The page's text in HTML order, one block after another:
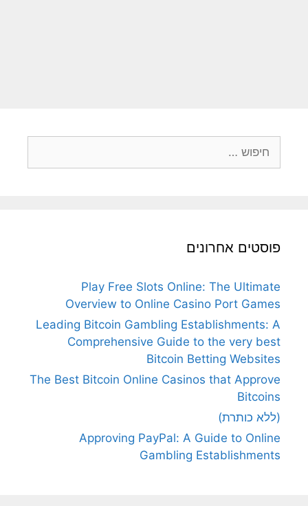
פוסטים אחרונים
Play Free Slots Online: The Ultimate
Overview to Online Casino Port Games
Leading Bitcoin Gambling Establishments: A
Comprehensive Guide to the very best
Bitcoin Betting Websites
The Best Bitcoin Online Casinos that Approve
Bitcoins
(ללא כותרת)
Approving PayPal: A Guide to Online
Gambling Establishments